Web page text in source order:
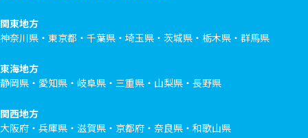
関東地方
神奈川県・東京都・千葉県・埼玉県・茨城県・栃木県・群馬県
東海地方
静岡県・愛知県・岐阜県・三重県・山梨県・長野県
関西地方
大阪府・兵庫県・滋賀県・京都府・奈良県・和歌山県